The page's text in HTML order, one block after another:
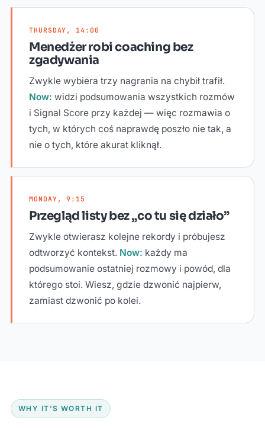
THURSDAY, 14:00
Menedżer robi coaching bez
zgadywania
Zwykle wybiera trzy nagrania na chybił trafił.
Now: widzi podsumowania wszystkich rozmów
i Signal Score przy każdej — więc rozmawia o
tych, w których coś naprawdę poszło nie tak, a
nie o tych, które akurat kliknął.
MONDAY, 9:15
Przegląd listy bez „co tu się działo”
Zwykle otwierasz kolejne rekordy i próbujesz
odtworzyć kontekst. Now: każdy ma
podsumowanie ostatniej rozmowy i powód, dla
którego stoi. Wiesz, gdzie dzwonić najpierw,
zamiast dzwonić po kolei.
WHY IT'S WORTH IT